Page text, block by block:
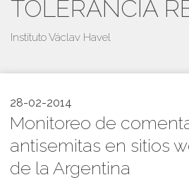
TOLERANCIA
Instituto Václav Havel
28-02-2014
Monitoreo de
antisemitas en sitios
de la Argentina